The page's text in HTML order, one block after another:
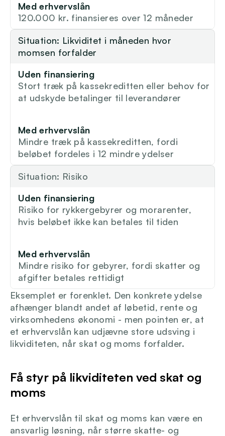
120.000 kr. finansieres over 12 måneder
Med erhvervslån
Eksemplet er forenklet. Den konkrete ydelse
afhænger blandt andet af løbetid, rente og
virksomhedens økonomi - men pointen er, at
et erhvervslån kan udjævne store udsving i
likviditeten, når skat og moms forfalder.
Få styr på likviditeten ved skat og
moms
Et erhvervslån til skat og moms kan være en
ansvarlig løsning, når større skatte- og
Situation: Risiko
Uden finansiering
Risiko for rykkergebyrer og morarenter,
hvis beløbet ikke kan betales til tiden
Mindre risiko for gebyrer, fordi skatter og
afgifter betales rettidigt
Med erhvervslån
Situation: Likviditet i måneden hvor
momsen forfalder
Uden finansiering
Stort træk på kassekreditten eller behov for
at udskyde betalinger til leverandører
Mindre træk på kassekreditten, fordi
beløbet fordeles i 12 mindre ydelser
Med erhvervslån